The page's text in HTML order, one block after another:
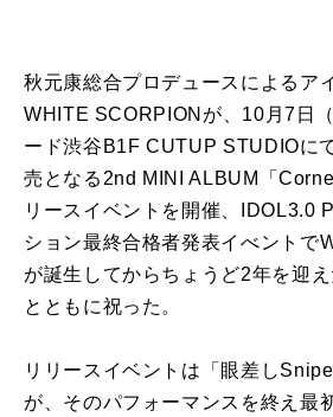
秋元康総合プロデュースによるア
WHITE SCORPIONが、10月7日
ード渋谷B1F CUTUP STUDIOに
売となる2nd MINI ALBUM「
リースイベントを開催、IDOL3.0
ション最終合格者発表イべントで
が誕生してからちょうど2年を迎
とともに祝った。
リリースイベントは「眼差し
が、そのパフォーマンスを終え最